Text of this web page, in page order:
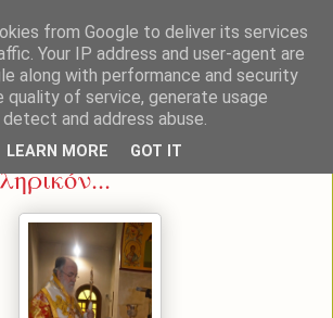
2014
from Google to deliver its services
Your IP address and user-agent are
along with performance and security
quality of service, generate usage
and address abuse.
LEARN MORE GOT IT